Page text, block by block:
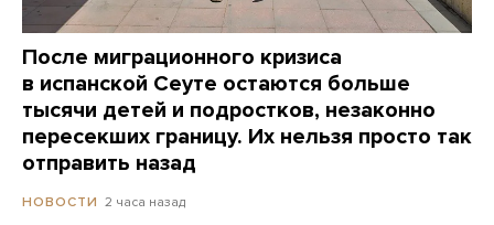
После миграционного кризиса
в испанской Сеуте остаются больше
тысячи детей и подростков, незаконно
пересекших границу. Их нельзя просто так
отправить назад
НОВОСТИ 2 часа назад